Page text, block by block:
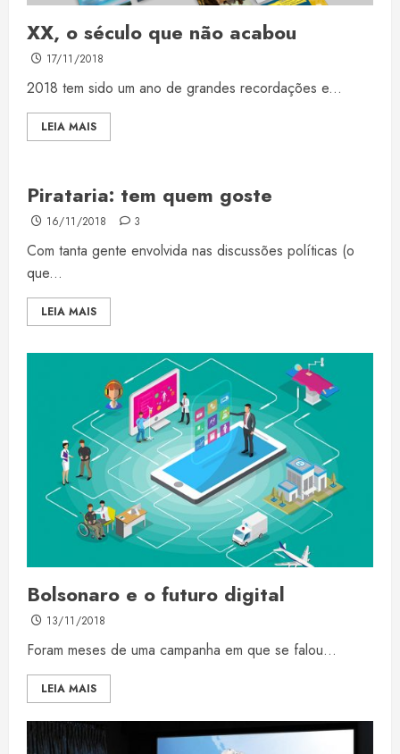
XX, o século que não acabou
17/11/2018
2018 tem sido um ano de grandes recordações e...
LEIA MAIS
Pirataria: tem quem goste
16/11/2018 3
Com tanta gente envolvida nas discussões políticas (o
que...
LEIA MAIS
Bolsonaro e o futuro digital
13/11/2018
Foram meses de uma campanha em que se falou...
LEIA MAIS